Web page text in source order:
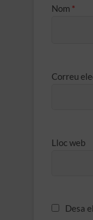
Nom *
Correu
Lloc web
Desa